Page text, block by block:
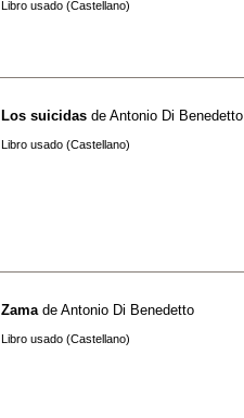
Libro usado (Castellano)
Los suicidas de Antonio Di Benedetto
Libro usado (Castellano)
Zama de Antonio Di Benedetto
Libro usado (Castellano)